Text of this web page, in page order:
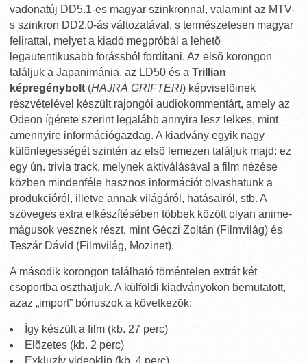
vadonatúj DD5.1-es magyar szinkronnal, valamint az MTV-
s szinkron DD2.0-ás változatával, s természetesen magyar
felirattal, melyet a kiadó megpróbál a lehetõ
legautentikusabb forássból fordítani. Az elsõ korongon
találjuk a Japanimánia, az LD50 és a Trillian
képregénybolt (HAJRÁ GRIFTER!) képviselõinek
részvételével készült rajongói audiokommentárt, amely az
Odeon ígérete szerint legalább annyira lesz lelkes, mint
amennyire információgazdag. A kiadvány egyik nagy
különlegességét szintén az elsõ lemezen találjuk majd: ez
egy ún. trivia track, melynek aktiválásával a film nézése
közben mindenféle hasznos információt olvashatunk a
produkcióról, illetve annak világáról, hatásairól, stb. A
szöveges extra elkészítésében többek között olyan anime-
mágusok vesznek részt, mint Géczi Zoltán (Filmvilág) és
Teszár Dávid (Filmvilág, Mozinet).
A második korongon található töméntelen extrát két
csoportba oszthatjuk. A külföldi kiadványokon bemutatott,
azaz „import” bónuszok a következõk:
Így készült a film (kb. 27 perc)
Elõzetes (kb. 2 perc)
Exkluzív videoklip (kb. 4 perc)